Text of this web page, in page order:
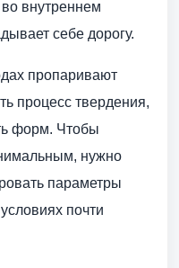
внутреннем
себе дорогу.
пропаривают
процесс твердения,
форм. Чтобы
нужно
параметры
почти